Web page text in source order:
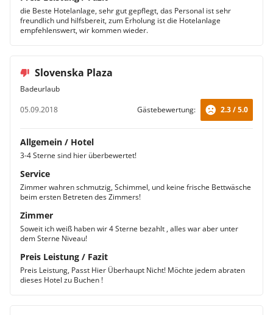
die Beste Hotelanlage, sehr gut gepflegt, das Personal ist sehr
freundlich und hilfsbereit, zum Erholung ist die Hotelanlage
empfehlenswert, wir kommen wieder.
Slovenska Plaza
Badeurlaub
05.09.2018
Gästebewertung: 2.3 / 5.0
Allgemein / Hotel
3-4 Sterne sind hier überbewertet!
Service
Zimmer wahren schmutzig, Schimmel, und keine frische Bettwäsche
beim ersten Betreten des Zimmers!
Zimmer
Soweit ich weiß haben wir 4 Sterne bezahlt , alles war aber unter
dem Sterne Niveau!
Preis Leistung / Fazit
Preis Leistung, Passt Hier Überhaupt Nicht! Möchte jedem abraten
dieses Hotel zu Buchen !